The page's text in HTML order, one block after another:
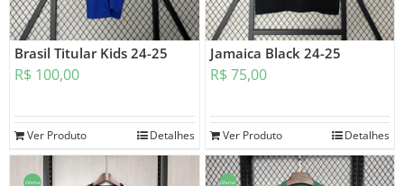
Brasil Titular Kids 24-25
R$ 100,00
Ver Produto Detalhes
Jamaica Black 24-25
R$ 75,00
Ver Produto Detalhes
Oferta! Oferta!